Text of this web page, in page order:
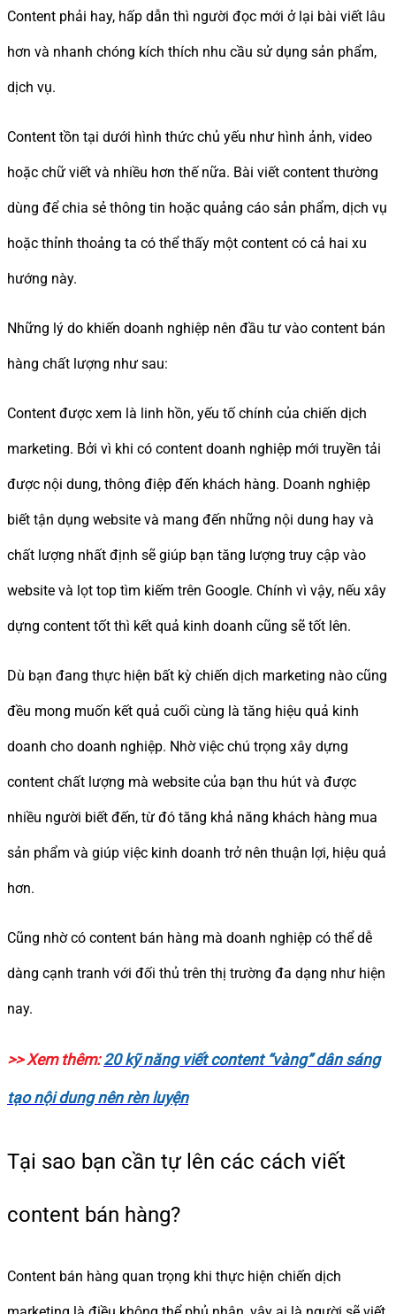
Content phải hay, hấp dẫn thì người đọc mới ở lại bài viết lâu
hơn và nhanh chóng kích thích nhu cầu sử dụng sản phẩm,
dịch vụ.
Content tồn tại dưới hình thức chủ yếu như hình ảnh, video
hoặc chữ viết và nhiều hơn thế nữa. Bài viết content thường
dùng để chia sẻ thông tin hoặc quảng cáo sản phẩm, dịch vụ
hoặc thỉnh thoảng ta có thể thấy một content có cả hai xu
hướng này.
Những lý do khiến doanh nghiệp nên đầu tư vào content bán
hàng chất lượng như sau:
Content được xem là linh hồn, yếu tố chính của chiến dịch
marketing. Bởi vì khi có content doanh nghiệp mới truyền tải
được nội dung, thông điệp đến khách hàng. Doanh nghiệp
biết tận dụng website và mang đến những nội dung hay và
chất lượng nhất định sẽ giúp bạn tăng lượng truy cập vào
website và lọt top tìm kiếm trên Google. Chính vì vậy, nếu xây
dựng content tốt thì kết quả kinh doanh cũng sẽ tốt lên.
Dù bạn đang thực hiện bất kỳ chiến dịch marketing nào cũng
đều mong muốn kết quả cuối cùng là tăng hiệu quả kinh
doanh cho doanh nghiệp. Nhờ việc chú trọng xây dựng
content chất lượng mà website của bạn thu hút và được
nhiều người biết đến, từ đó tăng khả năng khách hàng mua
sản phẩm và giúp việc kinh doanh trở nên thuận lợi, hiệu quả
hơn.
Cũng nhờ có content bán hàng mà doanh nghiệp có thể dễ
dàng cạnh tranh với đối thủ trên thị trường đa dạng như hiện
nay.
>> Xem thêm: 20 kỹ năng viết content “vàng” dân sáng
tạo nội dung nên rèn luyện
Tại sao bạn cần tự lên các cách viết
content bán hàng?
Content bán hàng quan trọng khi thực hiện chiến dịch